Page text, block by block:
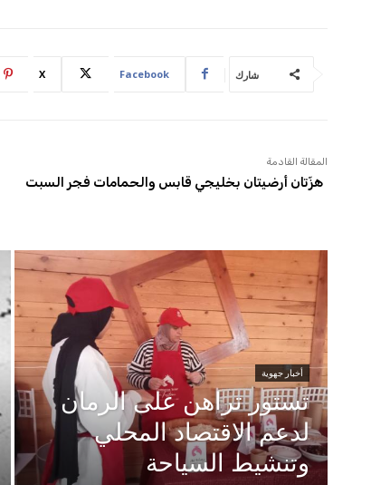
شارك Facebook
X
المقالة القادمة
هزّتان أرضيتان بخليجي قابس والحمامات فجر السبت
أخبار جهوية
تستور تراهن على الرمان
لدعم الاقتصاد المحلي
وتنشيط السياحة